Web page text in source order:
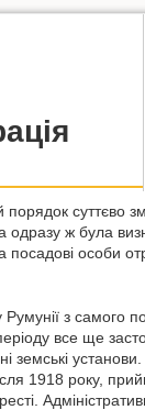
суттєво
одразу ж була
особи
з самого
все ще
установи.
1918 року,